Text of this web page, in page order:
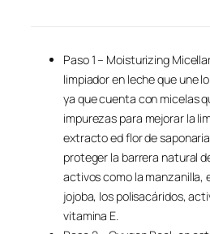
Paso 1 – Moisturizing
limpiador en leche que une
ya que cuenta con micelas
impurezas para mejorar la
extracto ed flor de
proteger la barrera natural
activos como la manzanilla,
jojoba, los polisacáridos,
vitamina E.